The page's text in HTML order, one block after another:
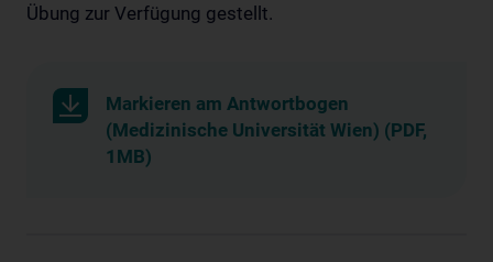
Übung zur Verfügung gestellt.
Markieren am Antwortbogen
(Medizinische Universität Wien) (PDF,
1MB)